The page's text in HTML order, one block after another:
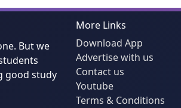
But we
good study
More Links
Download App
Advertise with us
Contact us
Youtube
Terms & Conditions